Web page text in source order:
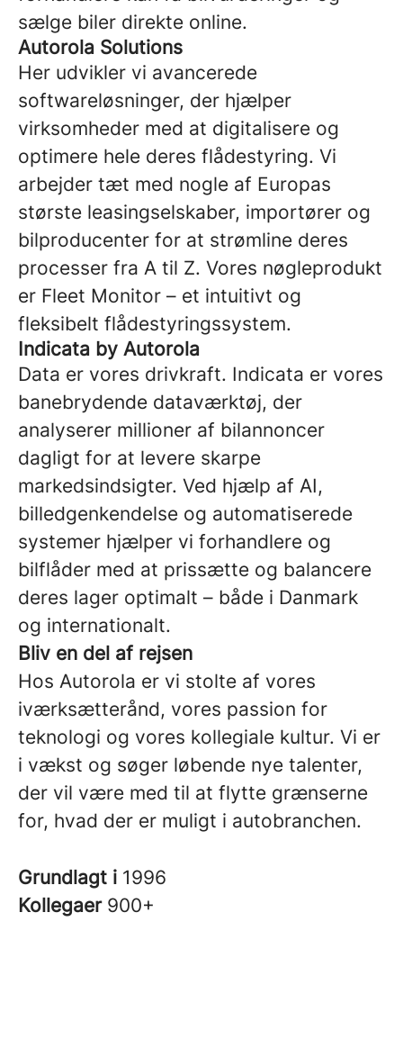
sælge biler direkte online.
Autorola Solutions
Her udvikler vi avancerede
softwareløsninger, der hjælper
virksomheder med at digitalisere og
optimere hele deres flådestyring. Vi
arbejder tæt med nogle af Europas
største leasingselskaber, importører og
bilproducenter for at strømline deres
processer fra A til Z. Vores nøgleprodukt
er Fleet Monitor – et intuitivt og
fleksibelt flådestyringssystem.
Indicata by Autorola
Data er vores drivkraft. Indicata er vores
banebrydende dataværktøj, der
analyserer millioner af bilannoncer
dagligt for at levere skarpe
markedsindsigter. Ved hjælp af AI,
billedgenkendelse og automatiserede
systemer hjælper vi forhandlere og
bilflåder med at prissætte og balancere
deres lager optimalt – både i Danmark
og internationalt.
Bliv en del af rejsen
Hos Autorola er vi stolte af vores
iværksætterånd, vores passion for
teknologi og vores kollegiale kultur. Vi er
i vækst og søger løbende nye talenter,
der vil være med til at flytte grænserne
for, hvad der er muligt i autobranchen.
Grundlagt i 1996
Kollegaer 900+